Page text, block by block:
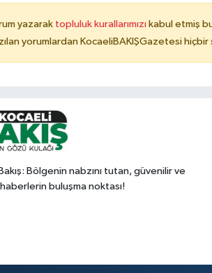
yazarak topluluk kurallarımızı kabul etmiş
yorumlardan KocaeliBAKIŞGazetesi
Bölgenin nabzını tutan, güvenilir ve
buluşma noktası!